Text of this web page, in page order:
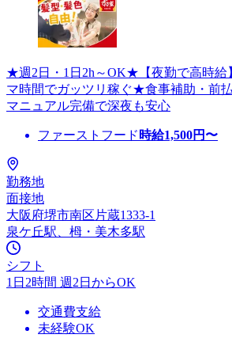
★週2日・1日2h～OK★【夜勤で高時給
マ時間でガッツリ稼ぐ★食事補助・前
マニュアル完備で深夜も安心
ファーストフード 時給1,500円〜
勤務地
面接地
大阪府堺市南区片蔵1333-1
泉ケ丘駅、栂・美木多駅
シフト
1日2時間 週2日からOK
交通費支給
未経験OK